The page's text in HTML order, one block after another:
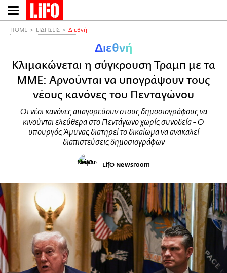
Παράκαμψη
προς
HOME ΕΙΔΗΣΕΙΣ Διεθνή
Διεθνή
Κλιμακώνεται η σύγκρουση Τραμπ με τα
ΜΜΕ: Αρνούνται να υπογράψουν τους
νέους κανόνες του Πενταγώνου
Οι νέοι κανόνες απαγορεύουν στους δημοσιογράφους να
κινούνται ελεύθερα στο Πεντάγωνο χωρίς συνοδεία - Ο
υπουργός Άμυνας διατηρεί το δικαίωμα να ανακαλεί
διαπιστεύσεις δημοσιογράφων
LifO Newsroom